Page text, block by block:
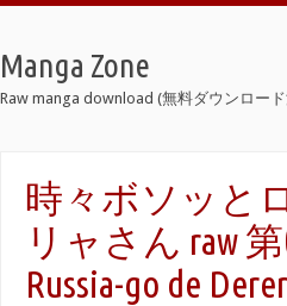
Manga Zone
Raw manga download (無料ダウンロー
時々ボソッと
リャさん raw 第
Russia-go de